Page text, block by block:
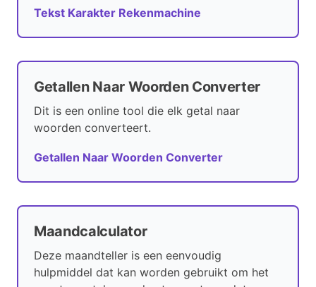
Tekst Karakter Rekenmachine
Getallen Naar Woorden Converter
Dit is een online tool die elk getal naar
woorden converteert.
Getallen Naar Woorden Converter
Maandcalculator
Deze maandteller is een eenvoudig
hulpmiddel dat kan worden gebruikt om het